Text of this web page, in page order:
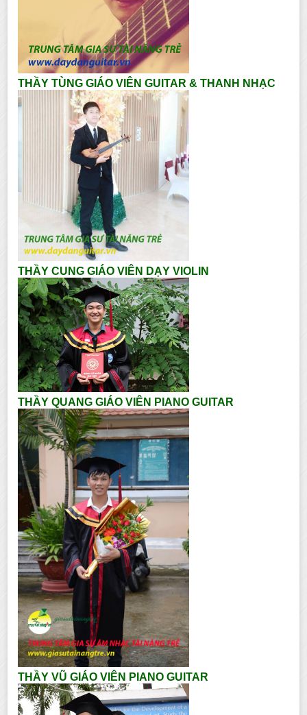
THẦY TÙNG GIÁO VIÊN GUITAR & THANH NHẠC
THẦY CUNG GIÁO VIÊN DẠY VIOLIN
THẦY QUANG GIÁO VIÊN PIANO GUITAR
THẦY VŨ GIÁO VIÊN PIANO GUITAR